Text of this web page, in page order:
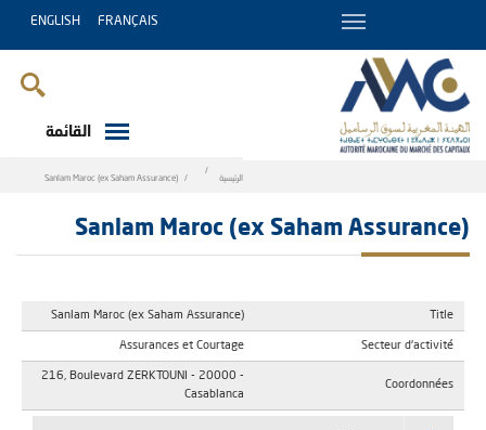
FRANÇAIS
ENGLISH
القائمة
الرئيسية Sanlam Maroc (ex Saham Assurance)
Sanlam Maroc (ex Saham Assurance)
Title
Sanlam Maroc (ex Saham Assurance)
Secteur d'activité
Assurances et Courtage
Coordonnées
216, Boulevard ZERKTOUNI - 20000 -
Casablanca